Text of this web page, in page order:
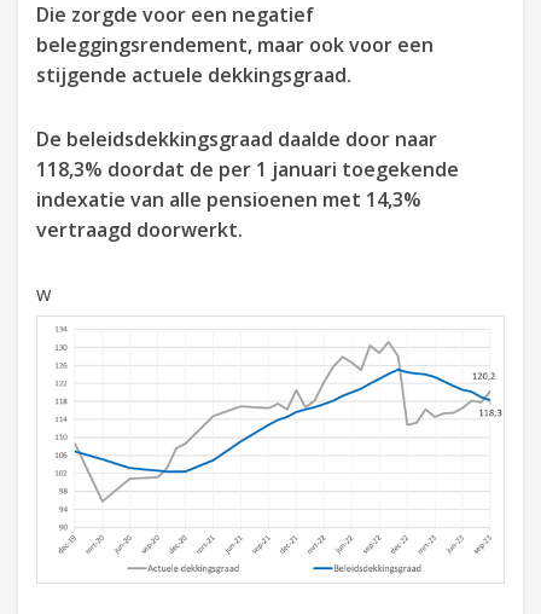
Die zorgde voor een negatief
beleggingsrendement, maar ook voor een
stijgende actuele dekkingsgraad.
De beleidsdekkingsgraad daalde door naar
118,3% doordat de per 1 januari toegekende
indexatie van alle pensioenen met 14,3%
vertraagd doorwerkt.
w